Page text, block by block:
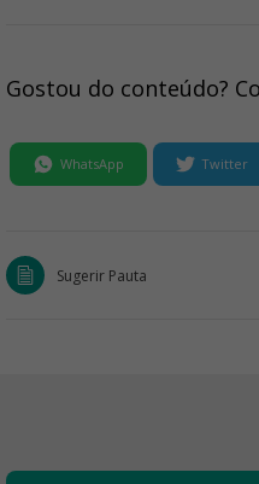
Gostou do conteúdo?
WhatsApp Twitter
Sugerir Pauta